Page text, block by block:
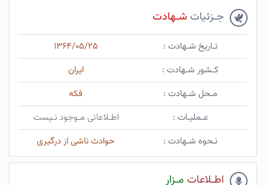
جـزئیات شـهادت
تـاریخ شـهادت :
۱۳۶۴/۰۵/۲۵
کـشور شـهادت :
ایران
مـحل شـهادت :
فکه
عـملیـات :
اطـلاعاتی مـوجود نـیست
نـحوه شـهادت :
حوادث ناشی از درگیری
اطـلاعات مـزار